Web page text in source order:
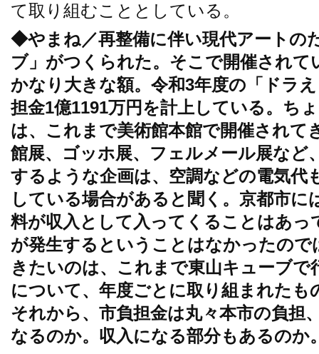
て取り組むこととしている。
◆やまね／再整備に伴い現代アートの
ブ」がつくられた。そこで開催されて
かなり大きな額。令和3年度の「ドラ
担金1億1191万円を計上している。ち
は、これまで美術館本館で開催されて
館展、ゴッホ展、フェルメール展など
するような企画は、空調などの電気代
している場合があると聞く。京都市に
料が収入として入ってくることはあっ
が発生するということはなかったの
きたいのは、これまで東山キューブで
について、年度ごとに取り組まれたも
それから、市負担金は丸々本市の負担
なるのか。収入になる部分もあるのか